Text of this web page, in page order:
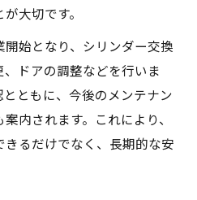
大切です。
始となり、シリンダー交換
ドアの調整などを行いま
ともに、今後のメンテナン
内されます。これにより、
るだけでなく、長期的な安